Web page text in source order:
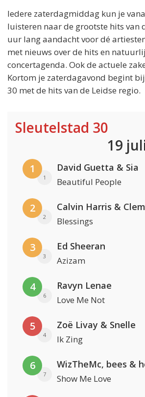
Iedere zaterdagmiddag kun je
luisteren naar de grootste hits van
uur lang aandacht voor dé
met nieuws over de hits en
concertagenda. Ook de actuele
Kortom je zaterdagavond begint
30 met de hits van de Leidse regio.
Sleutelstad 30
19
1
1
David Guetta & Sia
Beautiful People
2
2 Blessings
3
3
Ed Sheeran
Azizam
4
6
Ravyn Lenae
Love Me Not
5
4
Zoë Livay & Snelle
Ik Zing
6
7
WizTheMc, bees &
Show Me Love